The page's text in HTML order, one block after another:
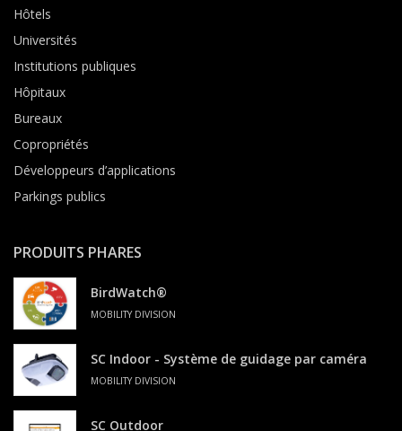
Hôtels
Universités
Institutions publiques
Hôpitaux
Bureaux
Copropriétés
Développeurs d’applications
Parkings publics
PRODUITS PHARES
BirdWatch®
MOBILITY DIVISION
SC Indoor - Système de guidage par caméra
MOBILITY DIVISION
SC Outdoor